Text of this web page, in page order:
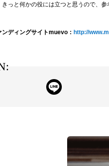
っと何かの役には立つと思うので、参
ディングサイトmuevo： http://